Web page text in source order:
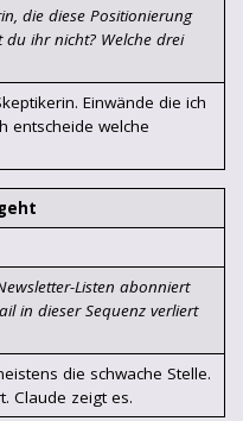
die diese Positionierung
ihr nicht? Welche drei
Einwände die ich
entscheide welche
Listen abonniert
in dieser Sequenz verliert
die schwache Stelle.
Claude zeigt es.